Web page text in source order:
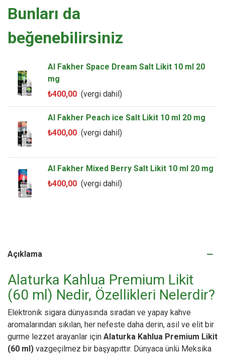
Bunları da
beğenebilirsiniz
Al Fakher Space Dream Salt Likit 10 ml 20
mg
₺400,00 (vergi dahil)
Al Fakher Peach ice Salt Likit 10 ml 20 mg
₺400,00 (vergi dahil)
Al Fakher Mixed Berry Salt Likit 10 ml 20 mg
₺400,00 (vergi dahil)
Açıklama
Alaturka Kahlua Premium Likit
(60 ml) Nedir, Özellikleri Nelerdir?
Elektronik sigara dünyasında sıradan ve yapay kahve
aromalarından sıkılan, her nefeste daha derin, asil ve elit bir
gurme lezzet arayanlar için Alaturka Kahlua Premium Likit
(60 ml) vazgeçilmez bir başyapıttır. Dünyaca ünlü Meksika